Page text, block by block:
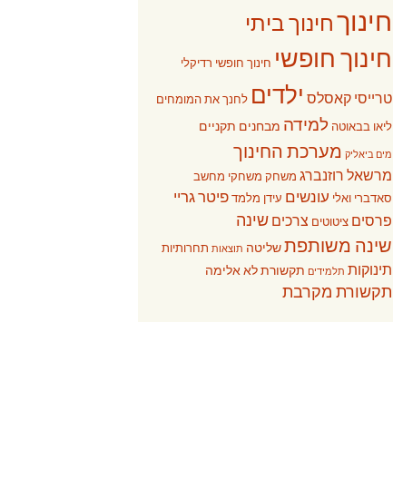
חינוךחינוך ביתי
חינוך חופשי חינוך חופשי רדיקלי
טרייסי קאסלס ילדים לחנך את המומחים
ליאו בבאוטה למידה מבחנים תקניים
מים ביאליק מערכת החינוך
מרשאל רוזנברג משחק משחקי מחשב
סאדברי ואלי עונשים עידן מלמד פיטר גריי
פרסים ציטוטים צרכים שינה
שינה משותפתשליטה תוצאות תחרותיות
תינוקות תלמידים תקשורת לא אלימה
תקשורת מקרבת